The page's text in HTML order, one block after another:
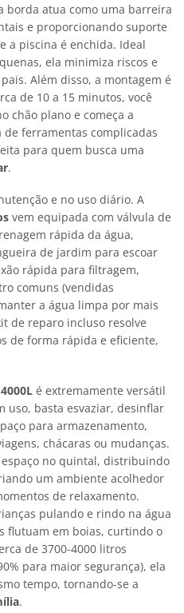
borda atua como uma barreira
e proporcionando suporte
a piscina é enchida. Ideal
ela minimiza riscos e
Além disso, a montagem é
de 10 a 15 minutos, você
chão plano e começa a
de ferramentas complicadas
para quem busca uma
.
e no uso diário. A
vem equipada com válvula de
rápida da água,
de jardim para escoar
rápida para filtragem,
comuns (vendidas
a água limpa por mais
de reparo incluso resolve
de forma rápida e eficiente,
é extremamente versátil
uso, basta esvaziar, desinflar
para armazenamento,
chácaras ou mudanças.
no quintal, distribuindo
um ambiente acolhedor
de relaxamento.
pulando e rindo na água
flutuam em boias, curtindo o
de 3700-4000 litros
para maior segurança), ela
tempo, tornando-se a
.